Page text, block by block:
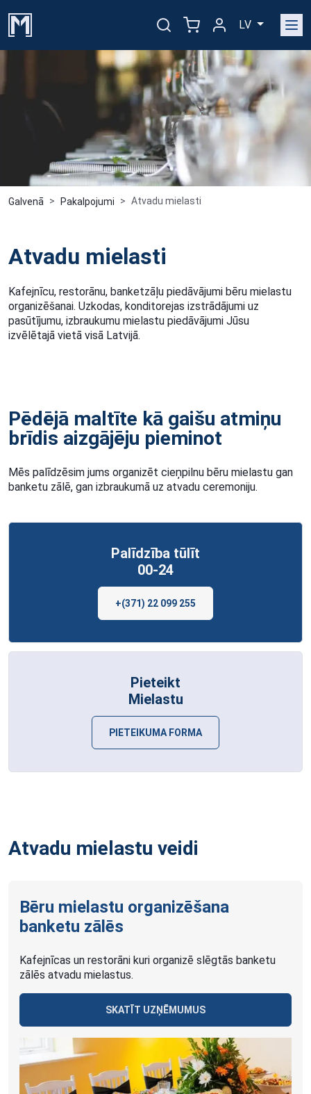
LV
Galvenā Pakalpojumi Atvadu mielasti
Atvadu mielasti
Kafejnīcu, restorānu, banketzāļu piedāvājumi bēru mielastu
organizēšanai. Uzkodas, konditorejas izstrādājumi uz
pasūtījumu, izbraukumu mielastu piedāvājumi Jūsu
izvēlētajā vietā visā Latvijā.
Pēdējā maltīte kā gaišu atmiņu
brīdis aizgājēju pieminot
Mēs palīdzēsim jums organizēt cieņpilnu bēru mielastu gan
banketu zālē, gan izbraukumā uz atvadu ceremoniju.
Palīdzība tūlīt
00-24
+(371) 22 099 255
Pieteikt
Mielastu
PIETEIKUMA FORMA
Atvadu mielastu veidi
Bēru mielastu organizēšana
banketu zālēs
Kafejnīcas un restorāni kuri organizē slēgtās banketu
zālēs atvadu mielastus.
SKATĪT UZŅĒMUMUS